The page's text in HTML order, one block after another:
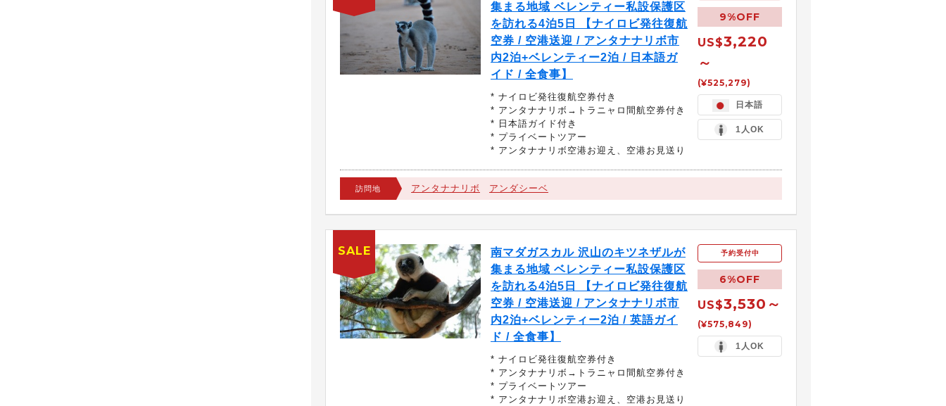
集まる地域 ベレンティー私設保護区
を訪れる4泊5日 【ナイロビ発往復航
空券 / 空港送迎 / アンタナナリボ市
内2泊+ベレンティー2泊 / 日本語ガ
イド / 全食事】
* ナイロビ発往復航空券付き
* アンタナナリボ→トラニャロ間航空券付き
* 日本語ガイド付き
* プライベートツアー
* アンタナナリボ空港お迎え、空港お見送り
9%OFF
US$3,220
～
(¥525,279)
日本語
1人OK
訪問地 アンタナナリボ アンダシーベ
南マダガスカル 沢山のキツネザルが
集まる地域 ベレンティー私設保護区
を訪れる4泊5日 【ナイロビ発往復航
空券 / 空港送迎 / アンタナナリボ市
内2泊+ベレンティー2泊 / 英語ガイ
ド / 全食事】
* ナイロビ発往復航空券付き
* アンタナナリボ→トラニャロ間航空券付き
* プライベートツアー
* アンタナナリボ空港お迎え、空港お見送り
予約受付中
6%OFF
US$3,530～
(¥575,849)
1人OK
SALE